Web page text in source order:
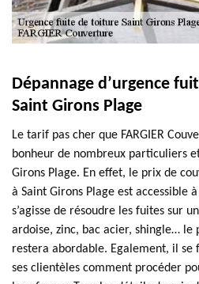
Dépannage d’urgence
Saint Girons Plage
Le tarif pas cher que FARGIER
bonheur de nombreux particuliers
Girons Plage. En effet, le prix de
à Saint Girons Plage est accessible
s’agisse de résoudre les fuites sur
ardoise, zinc, bac acier, shingle… le
restera abordable. Egalement, il se
ses clientèles comment procéder